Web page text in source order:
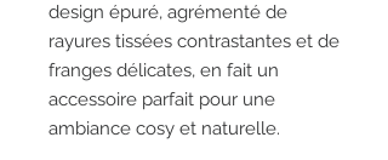
design épuré, agrémenté de
rayures tissées contrastantes et de
franges délicates, en fait un
accessoire parfait pour une
ambiance cosy et naturelle.